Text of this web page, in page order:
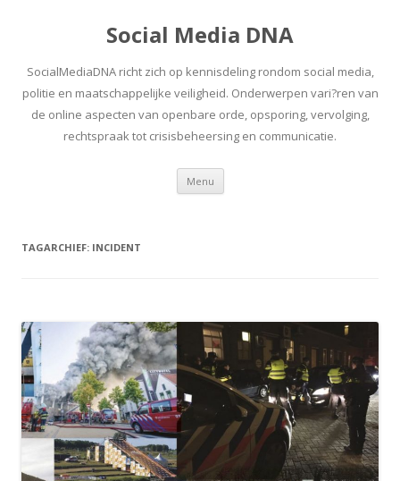
Social Media DNA
SocialMediaDNA richt zich op kennisdeling rondom social media,
politie en maatschappelijke veiligheid. Onderwerpen vari?ren van
de online aspecten van openbare orde, opsporing, vervolging,
rechtspraak tot crisisbeheersing en communicatie.
Menu Spring
inhoud
TAGARCHIEF: INCIDENT